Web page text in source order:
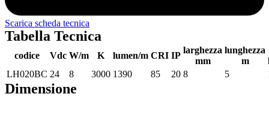
Scarica scheda tecnica
Tabella Tecnica
codice Vdc W/m K lumen/m CRI IP
larghezza
mm
lunghezza
m
LH020BC 24 8 3000 1390 85 20 8 5
Dimensione